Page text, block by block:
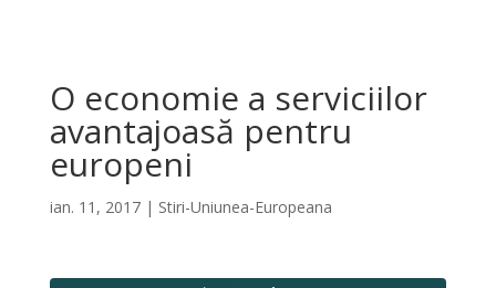
O economie a serviciilor
avantajoasă pentru
europeni
ian. 11, 2017| Stiri-Uniunea-Europeana